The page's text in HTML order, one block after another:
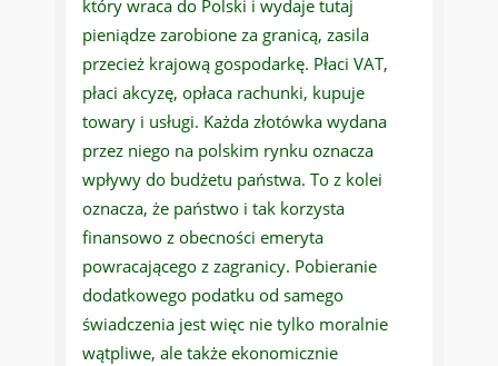
który wraca do Polski i wydaje tutaj
pieniądze zarobione za granicą, zasila
przecież krajową gospodarkę. Płaci VAT,
płaci akcyzę, opłaca rachunki, kupuje
towary i usługi. Każda złotówka wydana
przez niego na polskim rynku oznacza
wpływy do budżetu państwa. To z kolei
oznacza, że państwo i tak korzysta
finansowo z obecności emeryta
powracającego z zagranicy. Pobieranie
dodatkowego podatku od samego
świadczenia jest więc nie tylko moralnie
wątpliwe, ale także ekonomicznie